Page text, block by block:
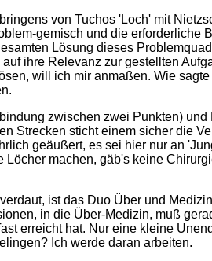
von Tuchos 'Loch' mit
gemisch und die erforderliche
Lösung dieses
ihre Relevanz zur gestellten
will ich mir anmaßen. Wie
zwischen zwei Punkten)
Strecken sticht einem sicher die
geäußert, es sei hier nur an
Löcher machen, gäb's keine
ist das Duo Über und
in die Über-Medizin, muß
erreicht hat. Nur eine kleine
Ich werde daran arbeiten.